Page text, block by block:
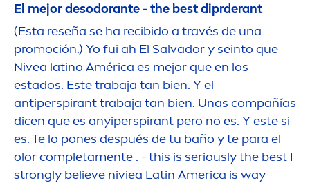
El mejor desodorante - the best diprderant
(Esta reseña se ha recibido a través de una
promoción.) Yo fui ah El Salvador y seinto que
Nivea latino América es mejor que en los
estados. Este trabaja tan bien. Y el
antiperspirant trabaja tan bien. Unas compañías
dicen que es anyiperspirant pero no es. Y este si
es. Te lo pones después de tu baño y te para el
olor completamente . - this is seriously the best I
strongly believe niviea Latin America is way